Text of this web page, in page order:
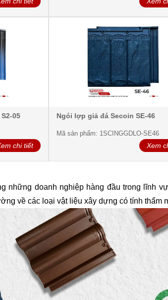
05
chi tiết
Ngói lợp giả đá Secoin SE-46
Mã sản phẩm: 1SCINGGDLO-SE46
Xem
những doanh nghiệp hàng đầu trong lĩnh
về các loại vật liệu xây dựng có tính thẩm